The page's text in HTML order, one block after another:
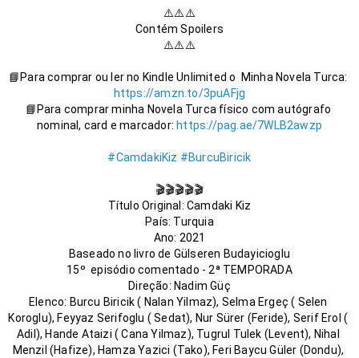
⚠️⚠️⚠️
Contém Spoilers
⚠️⚠️⚠️
📘Para comprar ou ler no Kindle Unlimited o  Minha Novela Turca:
https://amzn.to/3puAFjg
📘Para comprar minha Novela Turca físico com autógrafo
nominal, card e marcador: https://pag.ae/7WLB2awzp
#CamdakiKiz #BurcuBiricik
🎬🎬🎬🎬🎬
Título Original: Camdaki Kiz
País: Turquia
Ano: 2021
Baseado no livro de Gülseren Budayicioglu
15º  episódio comentado - 2ª TEMPORADA
Direção: Nadim Güç
Elenco: Burcu Biricik ( Nalan Yilmaz), Selma Ergeç ( Selen
Koroglu), Feyyaz Serifoglu ( Sedat), Nur Sürer (Feride), Serif Erol (
Adil), Hande Ataizi ( Cana Yilmaz), Tugrul Tulek (Levent), Nihal
Menzil (Hafize), Hamza Yazici (Tako), Feri Baycu Güler (Dondu),